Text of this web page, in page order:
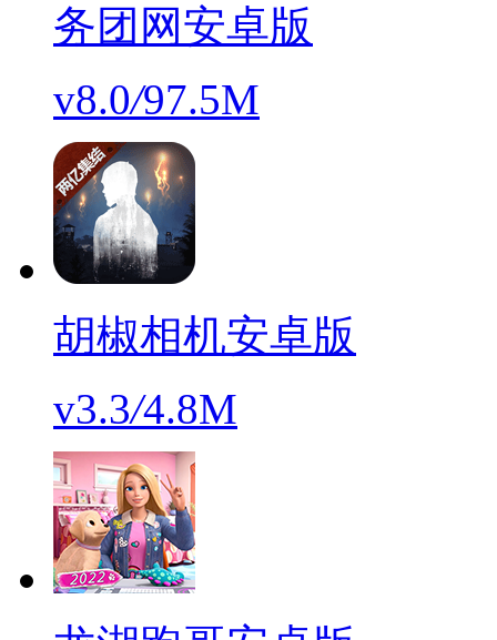
务团网安卓版
v8.0/97.5M
胡椒相机安卓版
v3.3/4.8M